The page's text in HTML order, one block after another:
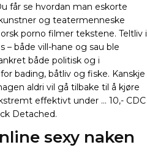
får se hvordan man eskorte
og teatermenneske
porno filmer tekstene. Teltliv i
– både vill-hane og sau ble
både politisk og i
bading, båtliv og fiske. Kanskje
aldri vil gå tilbake til å kjøre
effektivt under … 10,- CDC
Detached.
sexy naken